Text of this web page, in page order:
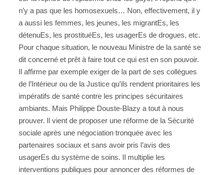
n’y a pas que les homosexuels… Non, effectivement, il y
a aussi les femmes, les jeunes, les migrantEs, les
détenuEs, les prostituéEs, les usagerEs de drogues, etc.
Pour chaque situation, le nouveau Ministre de la santé se
dit concerné et prêt à faire tout ce qui est en son pouvoir.
Il affirme par exemple exiger de la part de ses collègues
de l’Intérieur ou de la Justice qu’ils rendent prioritaires les
impératifs de santé contre les principes sécuritaires
ambiants. Mais Philippe Douste-Blazy a tout à nous
prouver. Il vient de proposer une réforme de la Sécurité
sociale après une négociation tronquée avec les
partenaires sociaux et sans avoir pris l’avis des
usagerEs du système de soins. Il multiplie les
interventions publiques pour annoncer des réformes de